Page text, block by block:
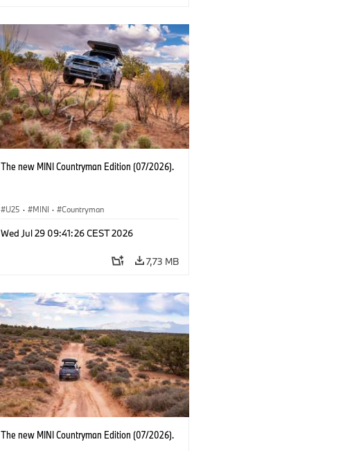
The new MINI Countryman Edition (07/2026).
U25 · MINI · Countryman
Wed Jul 29 09:41:26 CEST 2026
7,73 MB
The new MINI Countryman Edition (07/2026).